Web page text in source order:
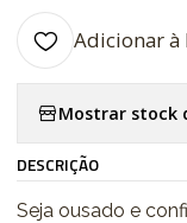
Adicionar à
Mostrar stock
DESCRIÇÃO
Seja ousado e